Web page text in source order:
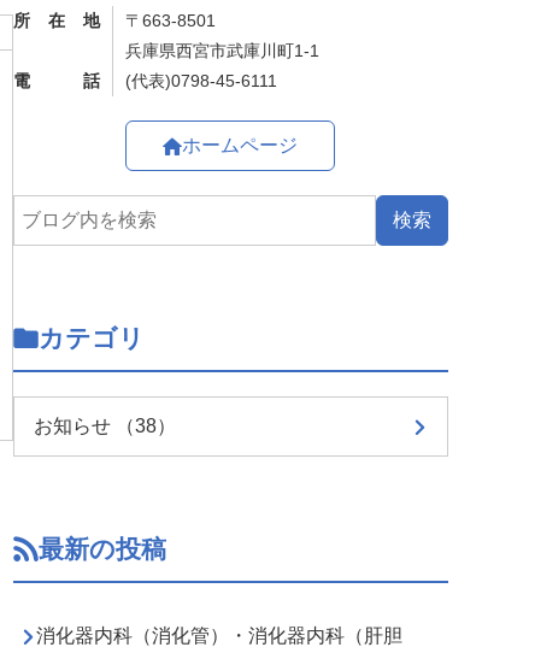
所在地
〒663-8501
兵庫県西宮市武庫川町1-1
電話
0798-45-6111
ホームページ
カテゴリ
お知らせ （38）
最新の投稿
消化器内科（消化管）・消化器内科（肝胆